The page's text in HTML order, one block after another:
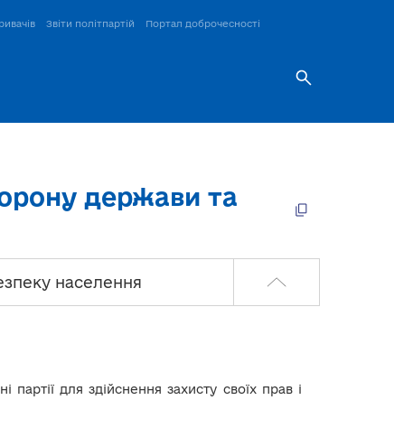
Звіти політпартій Портал доброчесності
держави та
населення
для здійснення захисту своїх прав і